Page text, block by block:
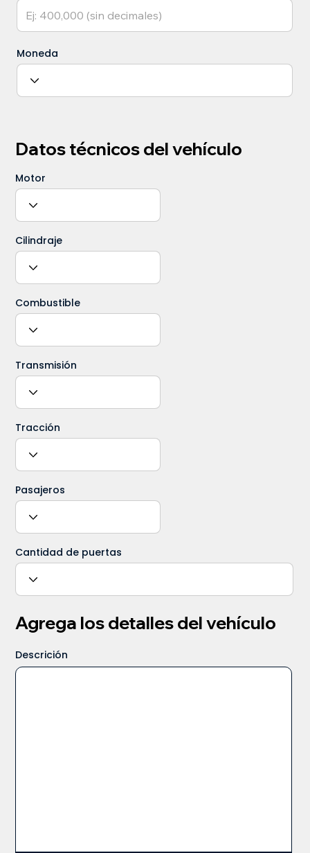
Moneda
Datos técnicos del vehículo
Motor
Cilindraje
Combustible
Transmisión
Tracción
Pasajeros
Cantidad de puertas
Agrega los detalles del vehículo
Descrición